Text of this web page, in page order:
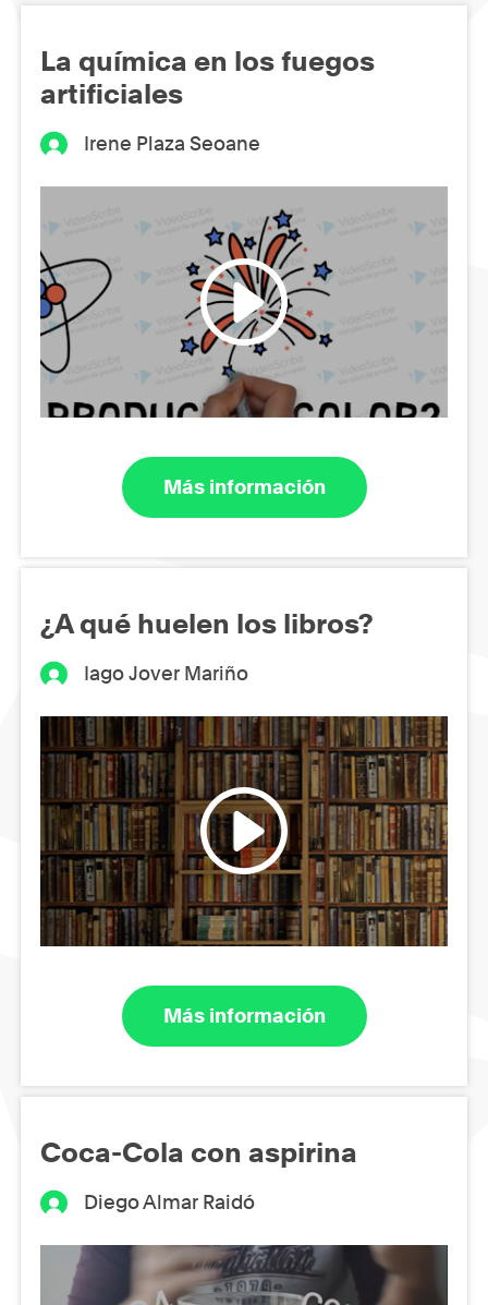
La química en los fuegos
artificiales
Irene Plaza Seoane
Más información
¿A qué huelen los libros?
Iago Jover Mariño
Más información
Coca-Cola con aspirina
Diego Almar Raidó